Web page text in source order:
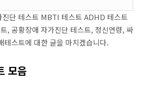
진단 테스트 MBTI 테스트 ADHD 테스트
, 공황장애 자가진단 테스트, 정신연령, 싸
테스트에 대한 글을 마치겠습니다.
모음